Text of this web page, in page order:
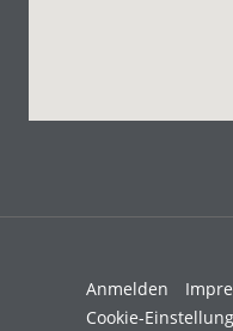
Anmelden
Cookie-